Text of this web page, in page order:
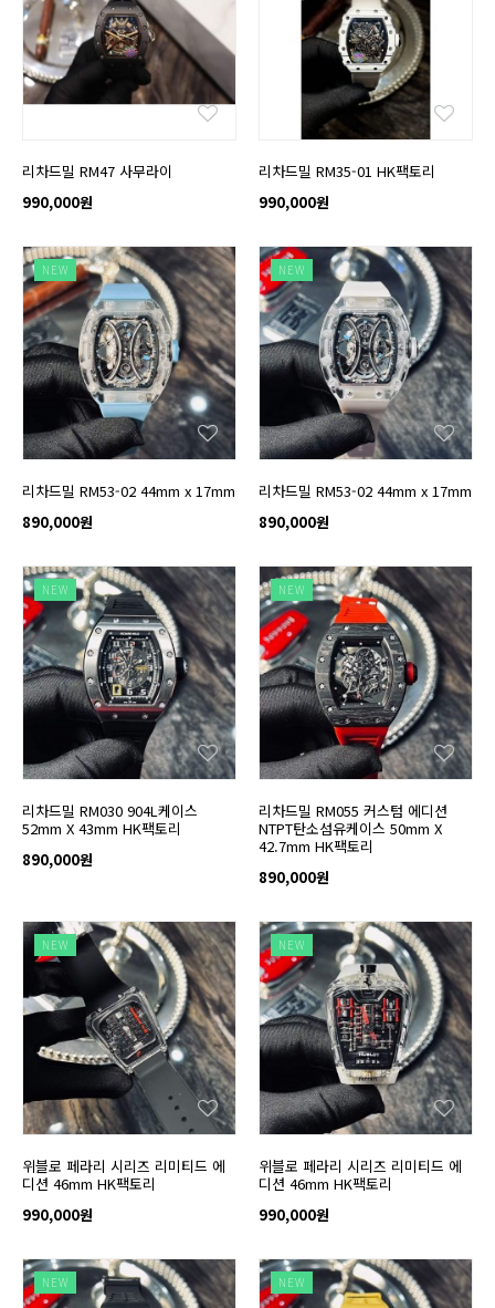
리차드밀 RM47 사무라이
990,000원
리차드밀 RM35-01 HK팩토리
990,000원
NEW
리차드밀 RM53-02 44mm x 17mm
890,000원
NEW
리차드밀 RM53-02 44mm x 17mm
890,000원
NEW
리차드밀 RM030 904L케이스
52mm X 43mm HK팩토리
890,000원
NEW
리차드밀 RM055 커스텀 에디션
NTPT탄소섬유케이스 50mm X
42.7mm HK팩토리
890,000원
NEW
위블로 페라리 시리즈 리미티드 에
디션 46mm HK팩토리
990,000원
NEW
위블로 페라리 시리즈 리미티드 에
디션 46mm HK팩토리
990,000원
NEW NEW